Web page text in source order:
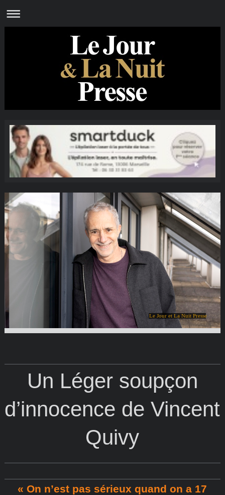
Le Jour et La Nuit Presse
Un Léger soupçon
d’innocence de Vincent
Quivy
« On n’est pas sérieux quand on a 17